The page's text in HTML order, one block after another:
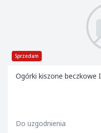
Sprzedam
Ogórki kiszone
Do uzgodnienia